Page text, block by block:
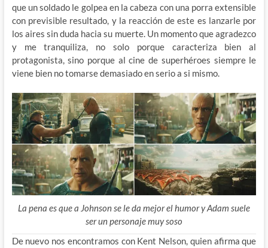
que un soldado le golpea en la cabeza con una porra extensible
con previsible resultado, y la reacción de este es lanzarle por
los aires sin duda hacia su muerte. Un momento que agradezco
y me tranquiliza, no solo porque caracteriza bien al
protagonista, sino porque al cine de superhéroes siempre le
viene bien no tomarse demasiado en serio a si mismo.
La pena es que a Johnson se le da mejor el humor y Adam suele
ser un personaje muy soso
De nuevo nos encontramos con Kent Nelson, quien afirma que